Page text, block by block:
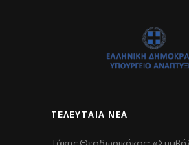
ΤΕΛΕΥΤΑΊΑ ΝΈΑ
Τάκης Θεοδωρικάκος: